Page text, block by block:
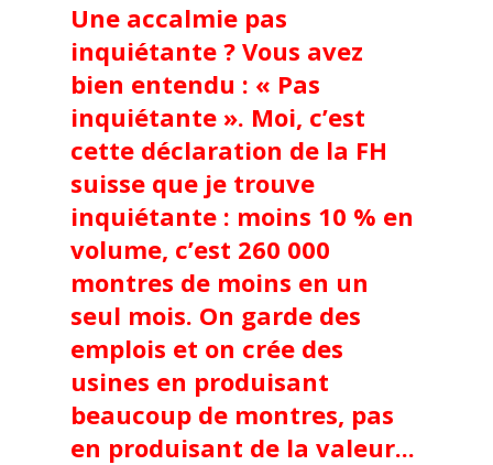
Une accalmie pas
inquiétante ? Vous avez
bien entendu : « Pas
inquiétante ». Moi, c’est
cette déclaration de la FH
suisse que je trouve
inquiétante : moins 10 % en
volume, c’est 260 000
montres de moins en un
seul mois. On garde des
emplois et on crée des
usines en produisant
beaucoup de montres, pas
en produisant de la valeur...